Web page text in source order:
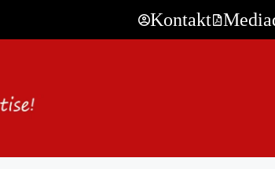
Kontakt